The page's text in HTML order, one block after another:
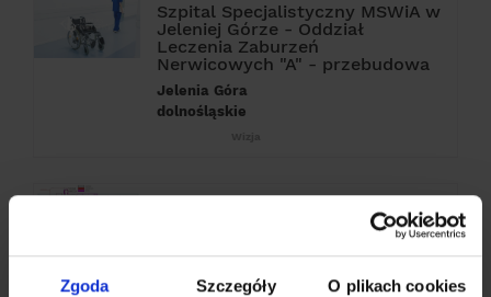
Zgoda Szczegóły O plikach cookies
Szpital Specjalistyczny MSWiA w
Jeleniej Górze - Oddział
Leczenia Zaburzeń
Nerwicowych "A" - przebudowa
Jelenia Góra
dolnośląskie
Jeleniej Górze, ul. Karłowicza -
dolnośląskie